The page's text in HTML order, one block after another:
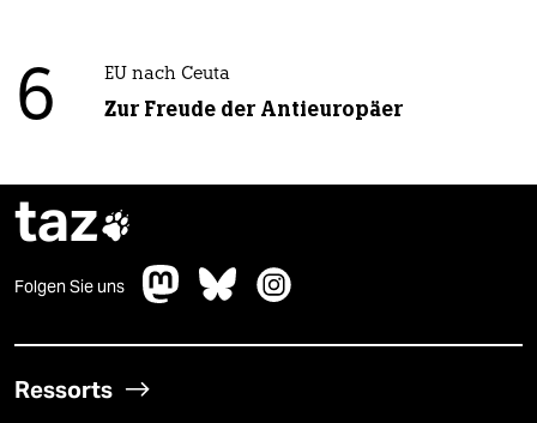
6 EU nach Ceuta
Zur Freude der Antieuropäer
taz
Folgen Sie uns
Ressorts